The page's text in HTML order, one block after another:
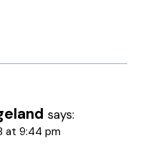
says:
at 9:44 pm